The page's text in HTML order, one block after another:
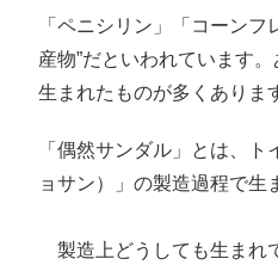
「ペニシリン」「コーン
産物”だといわれています
生まれたものが多くありま
「偶然サンダル」とは、
ョサン）」の製造過程で生
製造上どうしても生まれ